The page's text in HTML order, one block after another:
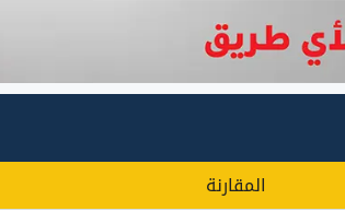
المقارنة